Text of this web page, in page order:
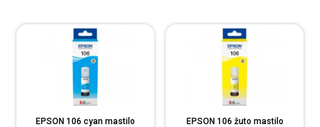
EPSON 106 cyan mastilo EPSON 106 žuto mastilo